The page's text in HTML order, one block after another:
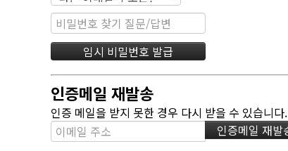
인증메일 재발송
인증 메일을 받지 못한 경우 다시 받을 수 있습니다.